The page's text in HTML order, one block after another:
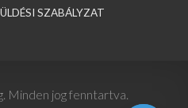
SZABÁLYZAT
Minden jog fenntartva.